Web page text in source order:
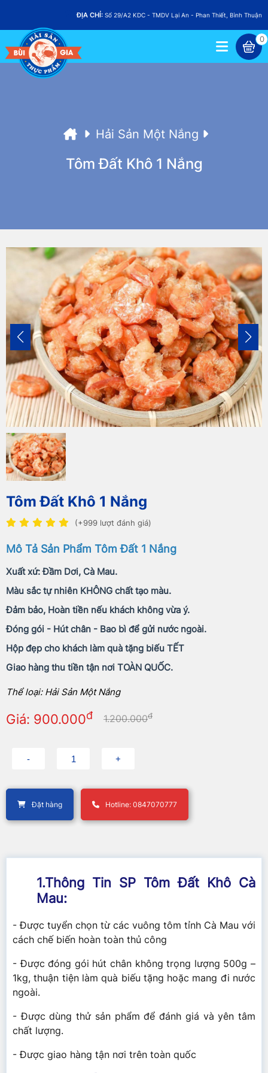
ĐỊA CHỈ: Số 29/A2 KDC - TMDV Lại An - Phan Thiết, Bình Thuận
0
Hải Sản Một Nắng
Tôm Đất Khô 1 Nắng
Tôm Đất Khô 1 Nắng
(+999 lượt đánh giá)
Mô Tả Sản Phẩm Tôm Đất 1 Nắng
Xuất xứ: Đầm Dơi, Cà Mau.
Màu sắc tự nhiên KHÔNG chất tạo màu.
Đảm bảo, Hoàn tiền nếu khách không vừa ý.
Đóng gói - Hút chân - Bao bì để gửi nước ngoài.
Hộp đẹp cho khách làm quà tặng biếu TẾT
Giao hàng thu tiền tận nơi TOÀN QUỐC.
Thể loại: Hải Sản Một Nắng
Giá: 900.000đ 1.200.000đ
Đặt hàng Hotline: 0847070777
1.Thông Tin SP Tôm Đất Khô Cà
Mau:
- Được tuyển chọn từ các vuông tôm tỉnh Cà Mau với
cách chế biến hoàn toàn thủ công
- Được đóng gói hút chân không trọng lượng 500g –
1kg, thuận tiện làm quà biếu tặng hoặc mang đi nước
ngoài.
- Được dùng thử sản phẩm để đánh giá và yên tâm
chất lượng.
- Được giao hàng tận nơi trên toàn quốc